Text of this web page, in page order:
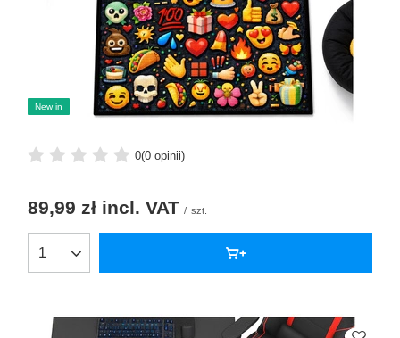
New in
0(0 opinii)
89,99 zł incl. VAT / szt.